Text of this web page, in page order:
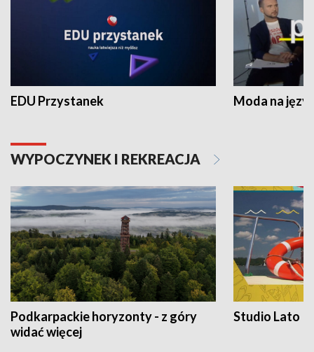
EDU Przystanek Moda na
WYPOCZYNEK I REKREACJA
Podkarpackie horyzonty - z góry
widać więcej
Studio Lato